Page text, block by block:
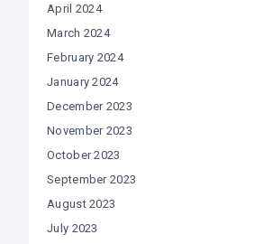
April 2024
March 2024
February 2024
January 2024
December 2023
November 2023
October 2023
September 2023
August 2023
July 2023